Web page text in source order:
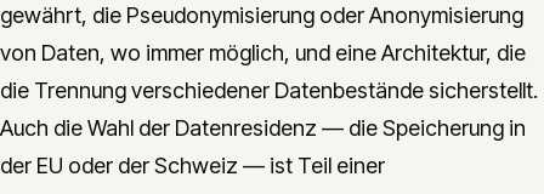
gewährt, die Pseudonymisierung oder Anonymisierung
von Daten, wo immer möglich, und eine Architektur, die
die Trennung verschiedener Datenbestände sicherstellt.
Auch die Wahl der Datenresidenz — die Speicherung in
der EU oder der Schweiz — ist Teil einer